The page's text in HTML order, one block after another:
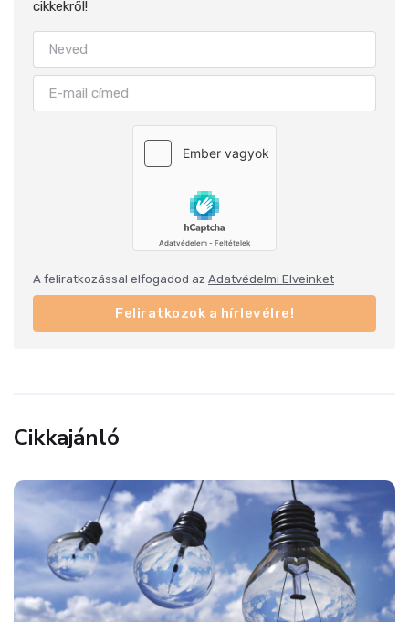
cikkekről!
A feliratkozással elfogadod az Adatvédelmi Elveinket
Feliratkozok a hírlevélre!
Cikkajánló